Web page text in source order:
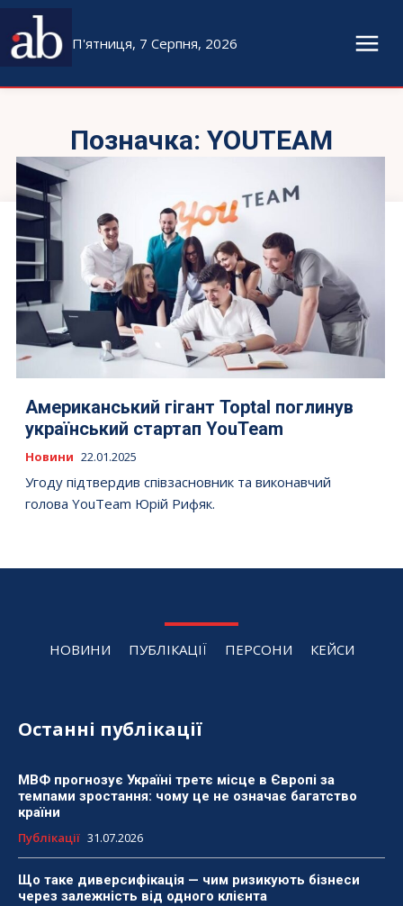
П'ятниця, 7 Серпня, 2026
Позначка: YOUTEAM
Американський гігант Toptal поглинув
український стартап YouTeam
Новини 22.01.2025
Угоду підтвердив співзасновник та виконавчий
голова YouTeam Юрій Рифяк.
НОВИНИ ПУБЛІКАЦІЇ ПЕРСОНИ КЕЙСИ
Останні публікації
МВФ прогнозує Україні третє місце в Європі за
темпами зростання: чому це не означає багатство
країни
Публікації 31.07.2026
Що таке диверсифікація — чим ризикують бізнеси
через залежність від одного клієнта